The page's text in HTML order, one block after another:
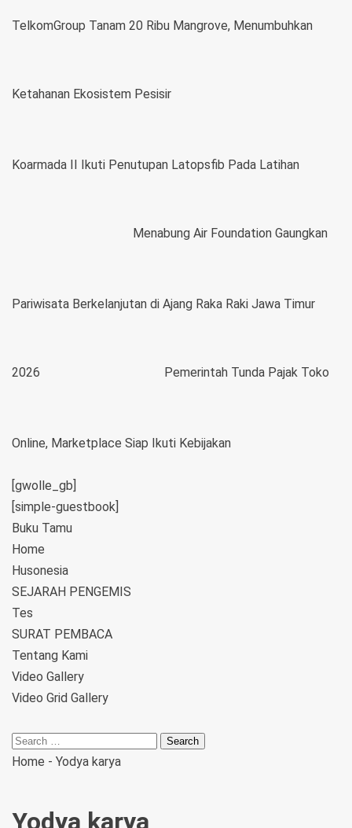
TelkomGroup Tanam 20 Ribu Mangrove, Menumbuhkan
Ketahanan Ekosistem Pesisir
Koarmada II Ikuti Penutupan Latopsfib Pada Latihan
Menabung Air Foundation Gaungkan
Pariwisata Berkelanjutan di Ajang Raka Raki Jawa Timur
2026 Pemerintah Tunda Pajak Toko
Online, Marketplace Siap Ikuti Kebijakan
[gwolle_gb]
[simple-guestbook]
Buku Tamu
Home
Husonesia
SEJARAH PENGEMIS
Tes
SURAT PEMBACA
Tentang Kami
Video Gallery
Video Grid Gallery
Home - Yodya karya
Yodya karya